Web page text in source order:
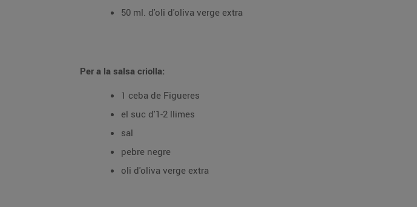
50 ml. d'oli d'oliva verge extra
Per a la salsa criolla:
1 ceba de Figueres
el suc d'1-2 llimes
sal
pebre negre
oli d'oliva verge extra